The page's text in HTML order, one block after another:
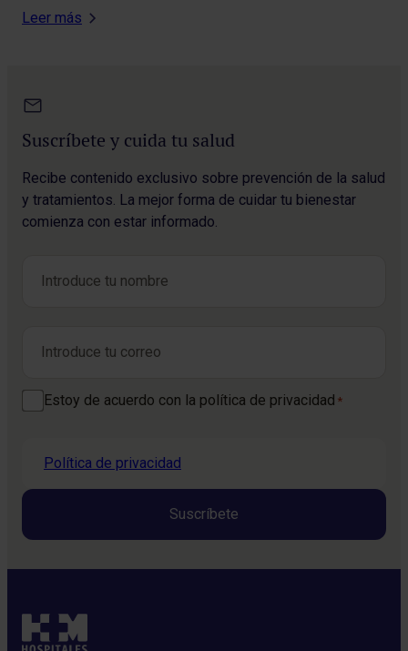
Leer más
Suscríbete y cuida tu salud
Recibe contenido exclusivo sobre prevención de la salud
y tratamientos. La mejor forma de cuidar tu bienestar
comienza con estar informado.
Consentimiento *
Estoy de acuerdo con la política de privacidad *
Política de privacidad